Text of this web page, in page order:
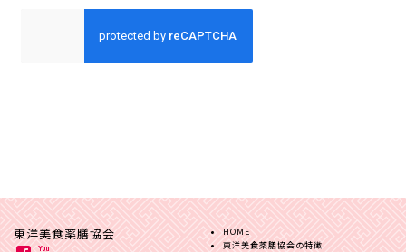
東洋美食薬膳協会
HOME
東洋美食薬膳協会の特徴